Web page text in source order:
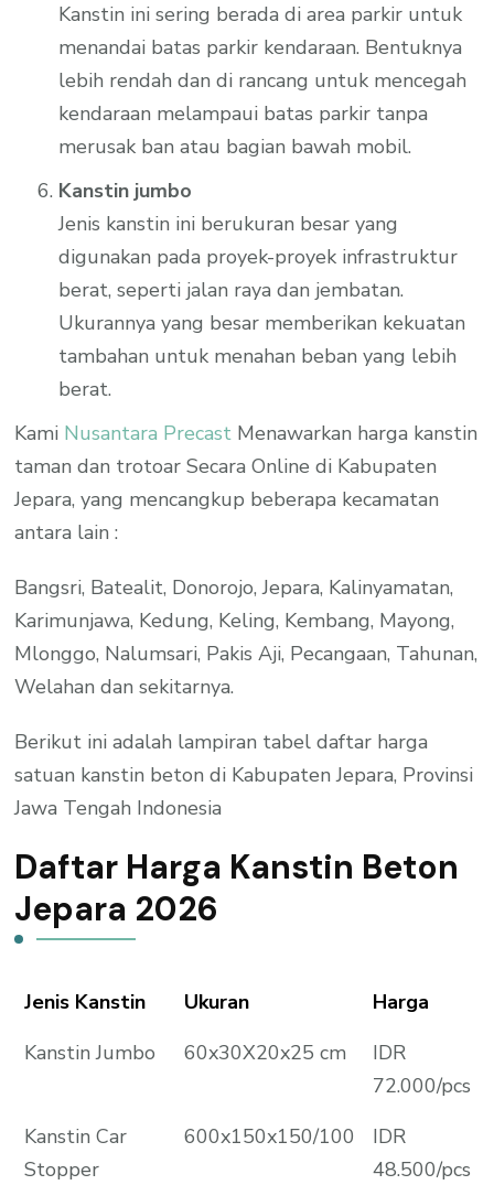
Kanstin ini sering berada di area parkir untuk
menandai batas parkir kendaraan. Bentuknya
lebih rendah dan di rancang untuk mencegah
kendaraan melampaui batas parkir tanpa
merusak ban atau bagian bawah mobil.
Kanstin jumbo
Jenis kanstin ini berukuran besar yang
digunakan pada proyek-proyek infrastruktur
berat, seperti jalan raya dan jembatan.
Ukurannya yang besar memberikan kekuatan
tambahan untuk menahan beban yang lebih
berat.
Kami Nusantara Precast Menawarkan harga kanstin
taman dan trotoar Secara Online di Kabupaten
Jepara, yang mencangkup beberapa kecamatan
antara lain :
Bangsri, Batealit, Donorojo, Jepara, Kalinyamatan,
Karimunjawa, Kedung, Keling, Kembang, Mayong,
Mlonggo, Nalumsari, Pakis Aji, Pecangaan, Tahunan,
Welahan dan sekitarnya.
Berikut ini adalah lampiran tabel daftar harga
satuan kanstin beton di Kabupaten Jepara, Provinsi
Jawa Tengah Indonesia
Daftar Harga Kanstin Beton
Jepara 2026
Jenis Kanstin Ukuran
Harga
Kanstin Jumbo
60x30X20x25 cm
IDR
72.000/pcs
Kanstin Car
Stopper
600x150x150/100
IDR
48.500/pcs